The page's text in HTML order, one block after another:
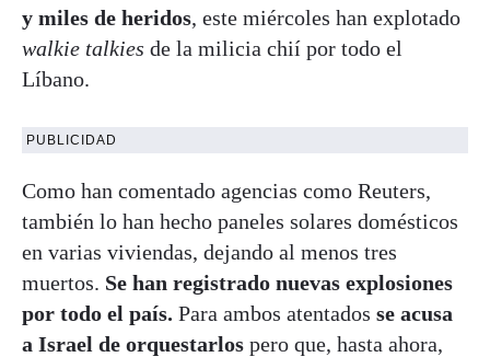
y miles de heridos, este miércoles han explotado
walkie talkies de la milicia chií por todo el
Líbano.
PUBLICIDAD
Como han comentado agencias como Reuters,
también lo han hecho paneles solares domésticos
en varias viviendas, dejando al menos tres
muertos. Se han registrado nuevas explosiones
por todo el país. Para ambos atentados se acusa
a Israel de orquestarlos pero que, hasta ahora,